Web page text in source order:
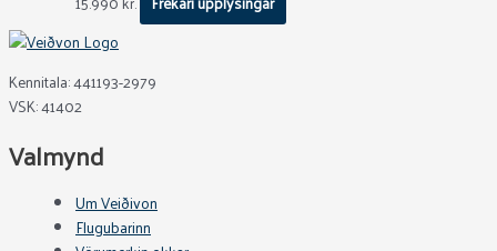
Kennitala: 441193-2979
VSK: 41402
Valmynd
Um Veiðivon
Flugubarinn